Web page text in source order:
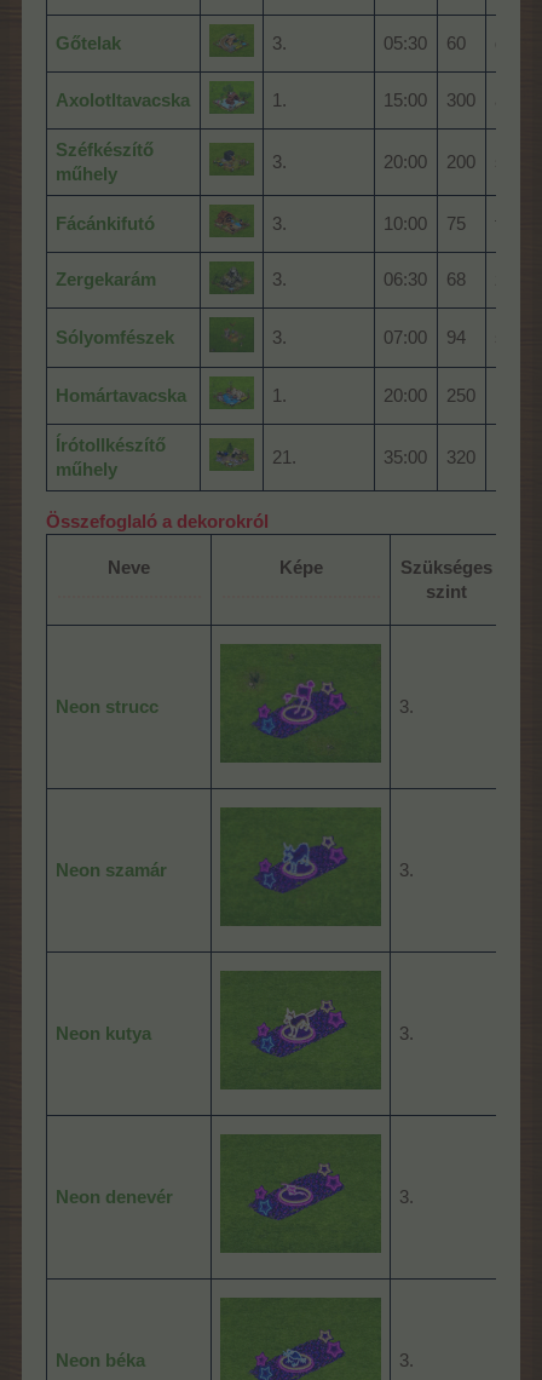
Gőtelak 3. 05:30 60
Axolotltavacska 1. 15:00 300
Széfkészítő
műhely
3. 20:00 200
Fácánkifutó 3. 10:00 75 fácán
Zergekarám 3. 06:30 68
Sólyomfészek 3. 07:00 94
Homártavacska 1. 20:00 250
Írótollkészítő
műhely
21. 35:00 320
Összefoglaló a dekorokról
Neve
Képe
Szükséges
szint
Neon strucc 3.
Neon szamár 3.
Neon kutya 3.
Neon denevér 3.
Neon béka 3.